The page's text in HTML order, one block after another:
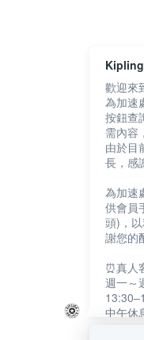
Kipling
歡迎來
為加速
按鈕查
需內容
由於目
長，感
為加速
供會員
頭)，
謝您的
⏰真人
週一～
中午休